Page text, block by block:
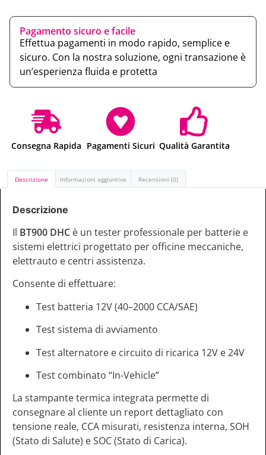
Pagamento sicuro e facile
Effettua pagamenti in modo rapido, semplice e
sicuro. Con la nostra soluzione, ogni transazione è
un’esperienza fluida e protetta
Consegna Rapida Pagamenti Sicuri Qualità Garantita
Descrizione Informazioni aggiuntive Recensioni (0)
Descrizione
Il BT900 DHC è un tester professionale per batterie e
sistemi elettrici progettato per officine meccaniche,
elettrauto e centri assistenza.
Consente di effettuare:
Test batteria 12V (40–2000 CCA/SAE)
Test sistema di avviamento
Test alternatore e circuito di ricarica 12V e 24V
Test combinato “In-Vehicle”
La stampante termica integrata permette di
consegnare al cliente un report dettagliato con
tensione reale, CCA misurati, resistenza interna, SOH
(Stato di Salute) e SOC (Stato di Carica).